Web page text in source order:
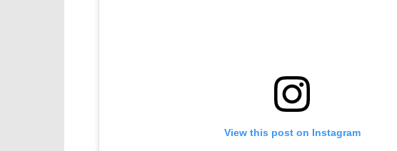
View this post on Instagram